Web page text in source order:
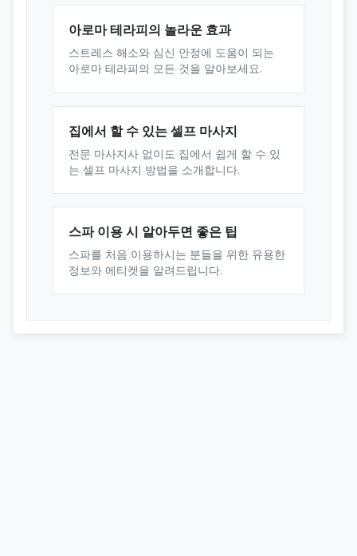
아로마 테라피의 놀라운 효과
스트레스 해소와 심신 안정에 도움이 되는
아로마 테라피의 모든 것을 알아보세요.
집에서 할 수 있는 셀프 마사지
전문 마사지사 없이도 집에서 쉽게 할 수 있
는 셀프 마사지 방법을 소개합니다.
스파 이용 시 알아두면 좋은 팁
스파를 처음 이용하시는 분들을 위한 유용한
정보와 에티켓을 알려드립니다.